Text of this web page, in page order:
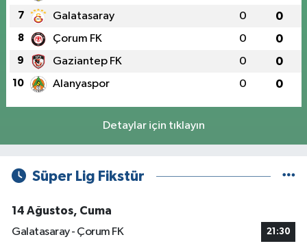
7 Galatasaray 0 0
8 Çorum FK 0 0
9 Gaziantep FK 0 0
10 Alanyaspor 0 0
Detaylar için tıklayın
Süper Lig Fikstür
14 Ağustos, Cuma
Galatasaray - Çorum FK
21:30